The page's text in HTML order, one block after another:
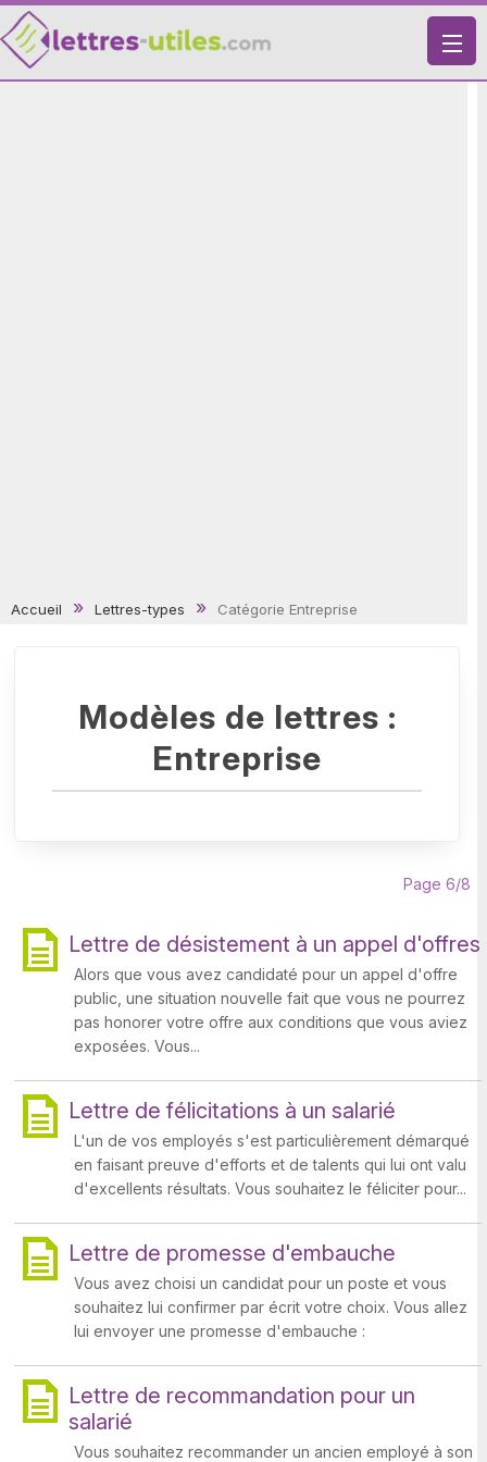
X
Accueil Lettres-types Catégorie Entreprise
Modèles de lettres :
Entreprise
Page 6/8
Lettre de désistement à un appel d'offres
Alors que vous avez candidaté pour un appel d'offre
public, une situation nouvelle fait que vous ne pourrez
pas honorer votre offre aux conditions que vous aviez
exposées. Vous...
Lettre de félicitations à un salarié
L'un de vos employés s'est particulièrement démarqué
en faisant preuve d'efforts et de talents qui lui ont valu
d'excellents résultats. Vous souhaitez le féliciter pour...
Lettre de promesse d'embauche
Vous avez choisi un candidat pour un poste et vous
souhaitez lui confirmer par écrit votre choix. Vous allez
lui envoyer une promesse d'embauche :
Lettre de recommandation pour un
salarié
Vous souhaitez recommander un ancien employé à son